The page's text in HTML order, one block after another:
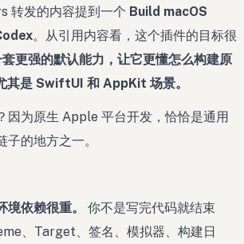
转发的内容提到一个 Build macOS
。从引用内容看，这个插件的目标很
更强的默认能力，让它更懂怎么构建原
其是 SwiftUI 和 AppKit 场景。
因为原生 Apple 平台开发，恰恰是通用
的地方之一。
境依赖很重。
你不是写完代码就结束
、Target、签名、模拟器、构建日